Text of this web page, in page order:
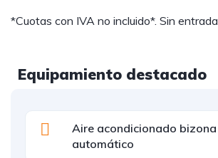
*Cuotas con IVA no incluido*. Sin entrada
Equipamiento destacado
Aire acondicionado bizona
automático